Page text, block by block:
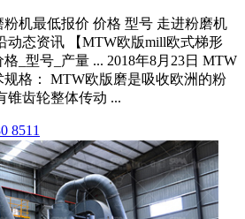
粉机最低报价 价格 型号 走进粉磨机
动态资讯 【MTW欧版mill欧式梯形
_型号_产量 ... 2018年8月23日 MTW
规格： MTW欧版磨是吸收欧洲的粉
锥齿轮整体传动 ...
8511